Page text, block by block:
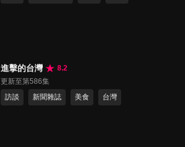
進擊的台灣
8.2
更新至第586集
訪談
新聞雜誌 美食 台灣